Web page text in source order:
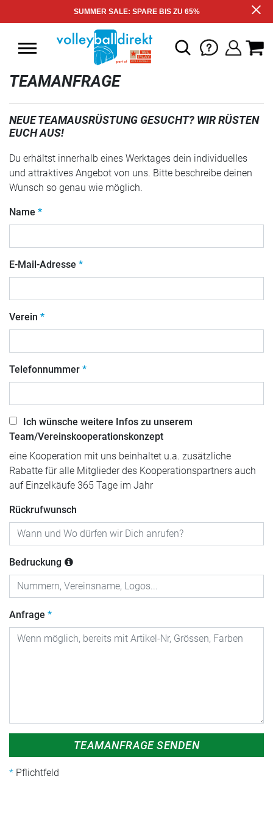
SUMMER SALE: SPARE BIS ZU 65%
TEAMANFRAGE
NEUE TEAMAUSRÜSTUNG GESUCHT? WIR RÜSTEN
EUCH AUS!
Du erhältst innerhalb eines Werktages dein individuelles
und attraktives Angebot von uns. Bitte beschreibe deinen
Wunsch so genau wie möglich.
Name
E-Mail-Adresse
Verein
Telefonnummer
Ich wünsche weitere Infos zu unserem
Team/Vereinskooperationskonzept
eine Kooperation mit uns beinhaltet u.a. zusätzliche
Rabatte für alle Mitglieder des Kooperationspartners auch
auf Einzelkäufe 365 Tage im Jahr
Rückrufwunsch
Bedruckung
Anfrage
TEAMANFRAGE SENDEN
Pflichtfeld